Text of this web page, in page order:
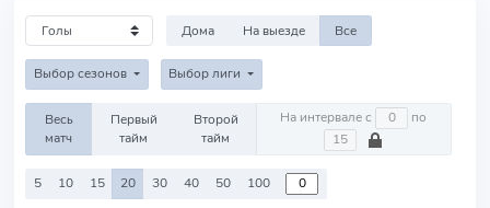
Дома На выезде Все
Выбор сезонов Выбор лиги
Весь
матч
Первый
тайм
Второй
тайм
На интервале с по
5 10 15 20 30 40 50 100